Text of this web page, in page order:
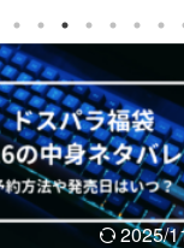
の中身ネタバレ情
入方法までわかり
た！ Contents 駿河
方法は？駿河屋福
購入できる？駿河
は？駿河屋福袋
バレは？駿河屋福
2025/